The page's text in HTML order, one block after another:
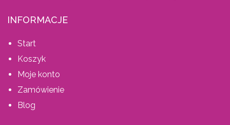
INFORMACJE
Start
Koszyk
Moje konto
Zamówienie
Blog